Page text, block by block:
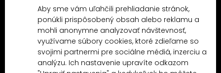
Proč nakoupit u MN-Modelář.cz
Aby sme vám uľahčili prehliadanie stránok,
ponúkli prispôsobený obsah alebo reklamu a
mohli anonymne analyzovať návštevnosť,
využívame súbory cookies, ktoré zdieľame so
svojimi partnermi pre sociálne médiá, inzerciu a
analýzu. Ich nastavenie upravíte odkazom